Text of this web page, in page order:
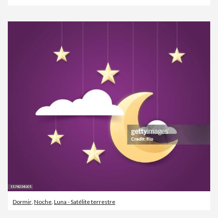
Dormir, Noche, Luna - Satélite terrestre